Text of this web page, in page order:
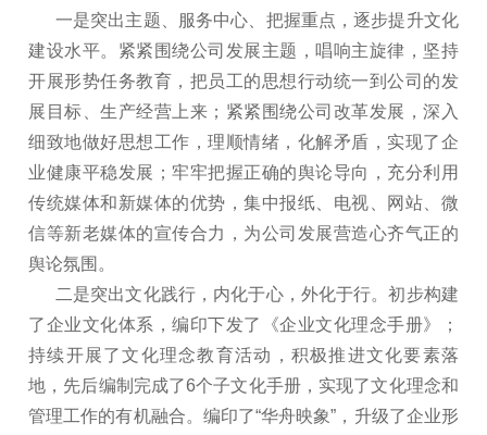
一是突出主题、服务中心、把握重点，逐步提升文化
建设水平。紧紧围绕公司发展主题，唱响主旋律，坚持
开展形势任务教育，把员工的思想行动统一到公司的发
展目标、生产经营上来；紧紧围绕公司改革发展，深入
细致地做好思想工作，理顺情绪，化解矛盾，实现了企
业健康平稳发展；牢牢把握正确的舆论导向，充分利用
传统媒体和新媒体的优势，集中报纸、电视、网站、微
信等新老媒体的宣传合力，为公司发展营造心齐气正的
舆论氛围。
二是突出文化践行，内化于心，外化于行。初步构建
了企业文化体系，编印下发了《企业文化理念手册》；
持续开展了文化理念教育活动，积极推进文化要素落
地，先后编制完成了6个子文化手册，实现了文化理念和
管理工作的有机融合。编印了“华舟映象”，升级了企业形